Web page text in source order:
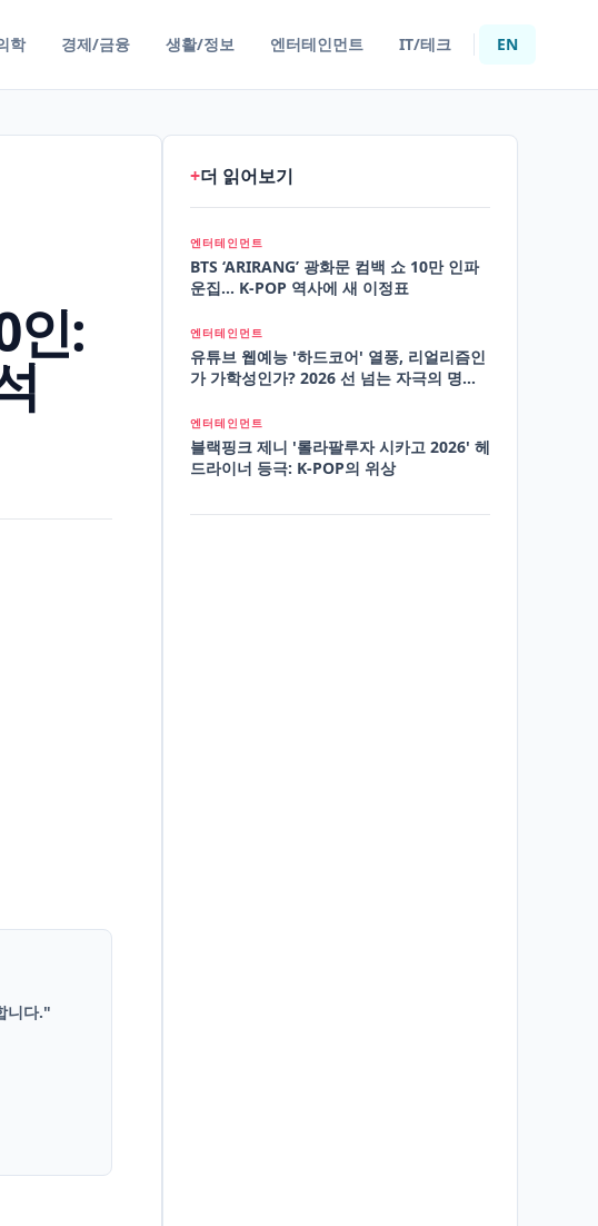
학 경제/금융 생활/정보 엔터테인먼트 IT/테크 EN
인:
니다."
+더 읽어보기
엔터테인먼트
BTS ‘ARIRANG’ 광화문 컴백 쇼 10만 인파
운집... K-POP 역사에 새 이정표
엔터테인먼트
유튜브 웹예능 '하드코어' 열풍, 리얼리즘인
가 가학성인가? 2026 선 넘는 자극의 명과
엔터테인먼트
블랙핑크 제니 '롤라팔루자 시카고 2026' 헤
드라이너 등극: K-POP의 위상